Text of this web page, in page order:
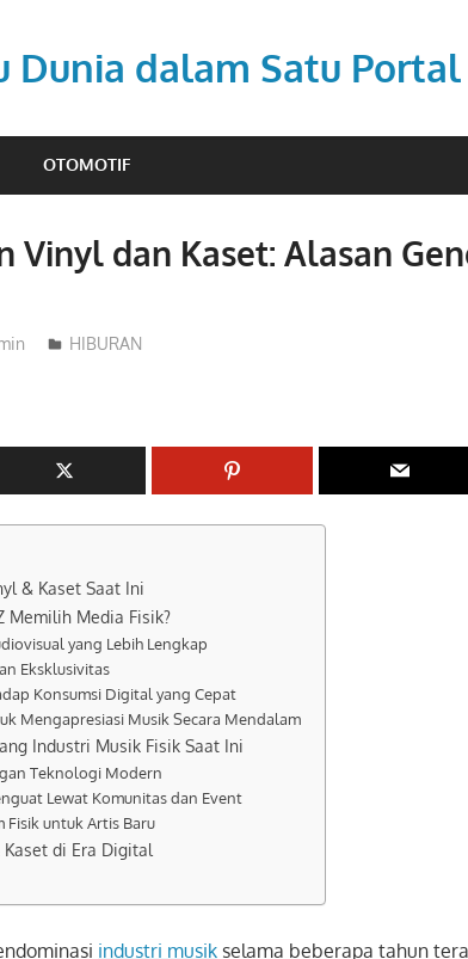
Dunia dalam Satu Portal
OTOMOTIF
Vinyl dan Kaset: Alasan
HIBURAN
& Kaset Saat Ini
Memilih Media Fisik?
yang Lebih Lengkap
Eksklusivitas
Konsumsi Digital yang Cepat
Mengapresiasi Musik Secara Mendalam
Industri Musik Fisik Saat Ini
Teknologi Modern
Lewat Komunitas dan Event
Fisik untuk Artis Baru
di Era Digital
industri musik selama beberapa tahun